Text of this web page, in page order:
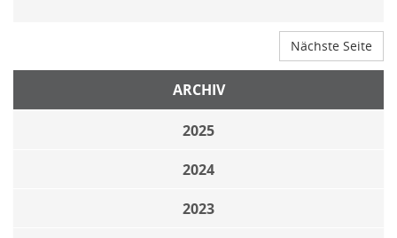
Nächste Seite
ARCHIV
2025
2024
2023